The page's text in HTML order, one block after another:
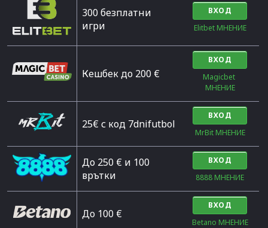
300 безплатни
игри
ВХОД
Elitbet МНЕНИЕ
Кешбек до 200 €
ВХОД
Magicbet
МНЕНИЕ
25€ с код 7dnifutbol
ВХОД
MrBit МНЕНИЕ
До 250 € и 100
врътки
ВХОД
8888 МНЕНИЕ
Дo 100 €
ВХОД
Betano МНЕНИЕ